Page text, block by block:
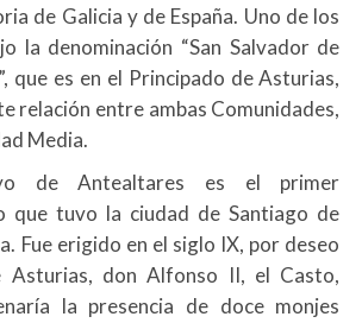
de Galicia y de España. Uno de los
la denominación “San Salvador de
que es en el Principado de Asturias,
relación entre ambas Comunidades,
Media.
de Antealtares es el primer
que tuvo la ciudad de Santiago de
Fue erigido en el siglo IX, por deseo
Asturias, don Alfonso II, el Casto,
la presencia de doce monjes